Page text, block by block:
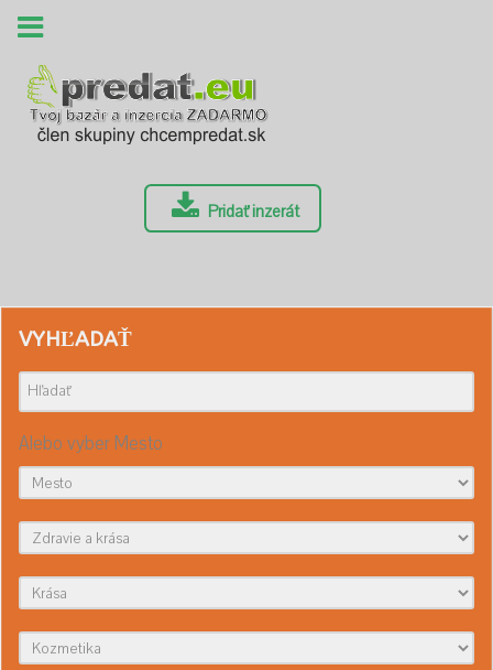
Pridať inzerát
VYHĽADAŤ
Alebo vyber Mesto